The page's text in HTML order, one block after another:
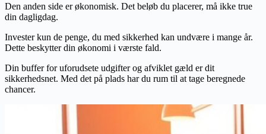
Den anden side er økonomisk. Det beløb du placerer, må ikke true
din dagligdag.
Invester kun de penge, du med sikkerhed kan undvære i mange år.
Dette beskytter din økonomi i værste fald.
Din buffer for uforudsete udgifter og afviklet gæld er dit
sikkerhedsnet. Med det på plads har du rum til at tage beregnede
chancer.